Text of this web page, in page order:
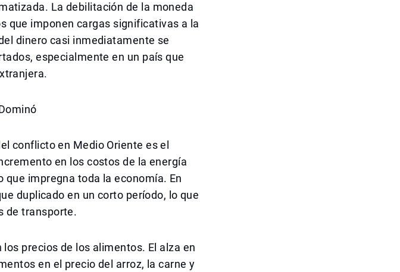
La debilitación de la moneda
que imponen cargas significativas a la
dinero casi inmediatamente se
especialmente en un país que
conflicto en Medio Oriente es el
en los costos de la energía
impregna toda la economía. En
duplicado en un corto período, lo que
de transporte.
precios de los alimentos. El alza en
en el precio del arroz, la carne y